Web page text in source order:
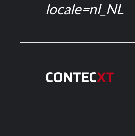
locale=nl_NL